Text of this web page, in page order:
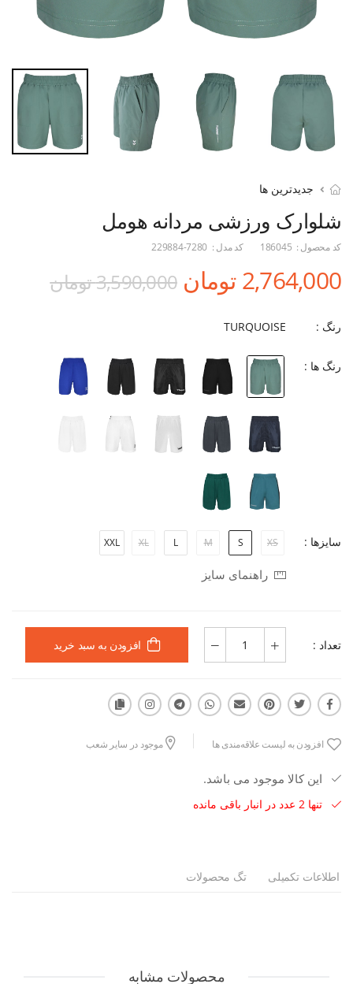
جدیدترین ها
شلوارک ورزشی مردانه هومل
کد محصول : 186045 کد مدل : 229884-7280
2,764,000 تومان 3,590,000 تومان
رنگ : TURQUOISE
رنگ ها :
سایزها : XS
S
M
L
XL
XXL
راهنمای سایز
تعداد : افزودن به سبد خرید
افزودن به لیست علاقه‌مندی ها موجود در سایر شعب
این کالا موجود می باشد.
تنها 2 عدد در انبار باقی مانده
اطلاعات تکمیلی تگ محصولات
محصولات مشابه